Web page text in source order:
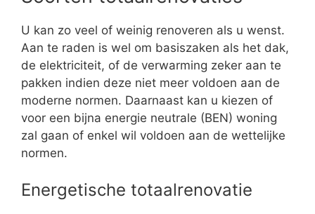
U kan zo veel of weinig renoveren als u wenst.
Aan te raden is wel om basiszaken als het dak,
de elektriciteit, of de verwarming zeker aan te
pakken indien deze niet meer voldoen aan de
moderne normen. Daarnaast kan u kiezen of
voor een bijna energie neutrale (BEN) woning
zal gaan of enkel wil voldoen aan de wettelijke
normen.
Energetische totaalrenovatie